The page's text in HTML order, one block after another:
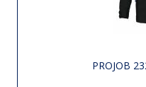
PROJOB